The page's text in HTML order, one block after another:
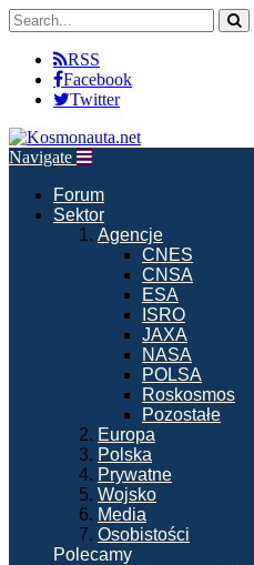
RSS
Facebook
Twitter
Navigate
Forum
Sektor
Agencje
CNES
CNSA
ESA
ISRO
JAXA
NASA
POLSA
Roskosmos
Pozostałe
Europa
Polska
Prywatne
Wojsko
Media
Osobistości
Polecamy